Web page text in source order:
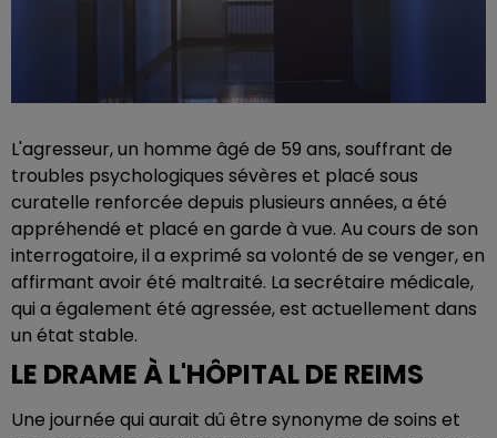
L'agresseur, un homme âgé de 59 ans, souffrant de
troubles psychologiques sévères et placé sous
curatelle renforcée depuis plusieurs années, a été
appréhendé et placé en garde à vue. Au cours de son
interrogatoire, il a exprimé sa volonté de se venger, en
affirmant avoir été maltraité. La secrétaire médicale,
qui a également été agressée, est actuellement dans
un état stable.
LE DRAME À L'HÔPITAL DE REIMS
Une journée qui aurait dû être synonyme de soins et